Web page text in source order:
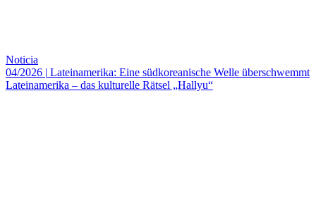
Noticia
04/2026 | Lateinamerika: Eine südkoreanische Welle überschwemmt
Lateinamerika – das kulturelle Rätsel „Hallyu“